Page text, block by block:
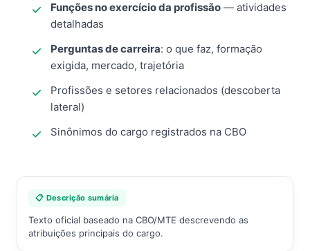
Funções no exercício da profissão — atividades
detalhadas
Perguntas de carreira: o que faz, formação
exigida, mercado, trajetória
Profissões e setores relacionados (descoberta
lateral)
Sinônimos do cargo registrados na CBO
📋 Descrição sumária
Texto oficial baseado na CBO/MTE descrevendo as
atribuições principais do cargo.